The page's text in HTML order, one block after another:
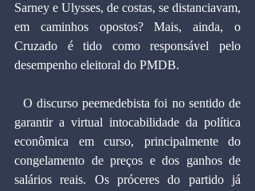
Sarney e Ulysses, de costas, se distanciavam,
em caminhos opostos? Mais, ainda, o
Cruzado é tido como responsável pelo
desempenho eleitoral do PMDB.
garantir a virtual intocabilidade da política
econômica em curso, principalmente do
congelamento de preços e dos ganhos de
salários reais. Os próceres do partido já